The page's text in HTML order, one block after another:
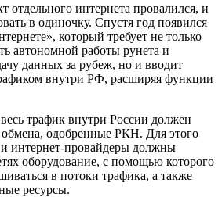
интернета провалился, и
в одиночку. Спустя год появился
который требует не только
автономной работы рунета и
данных за рубеж, но и вводит
внутри РФ, расширяя функции
трафик внутри России должен
обмена, одобренные РКН. Для этого
интернет-провайдеры должны
оборудование, с помощью которого
в потоки трафика, а также
ресурсы.